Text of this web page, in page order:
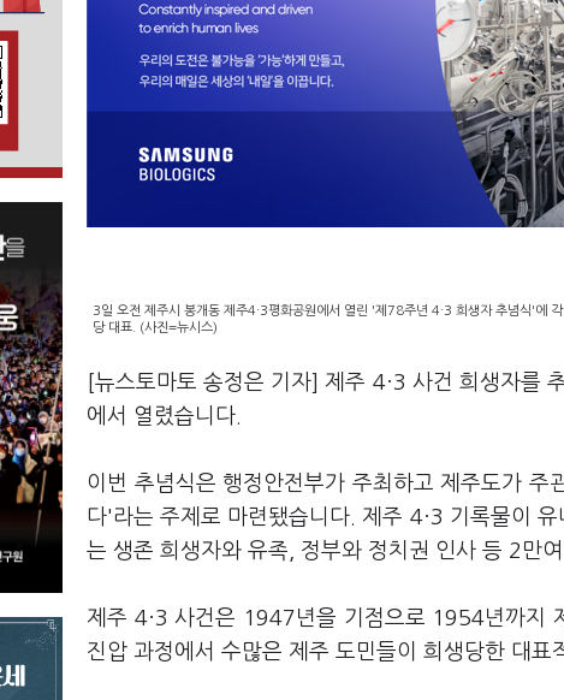
3일 오전 제주시 봉개동 제주4·3평화공원에서 열린 '제78주년 4·3 희생자 추념식'에
당 대표. (사진=뉴시스)
[뉴스토마토 송정은 기자] 제주 4·3 사건 희생자를
에서 열렸습니다.
이번 추념식은 행정안전부가 주최하고 제주도가 주
다'라는 주제로 마련됐습니다. 제주 4·3 기록물이
는 생존 희생자와 유족, 정부와 정치권 인사 등 2만
제주 4·3 사건은 1947년을 기점으로 1954년까지
진압 과정에서 수많은 제주 도민들이 희생당한 대표